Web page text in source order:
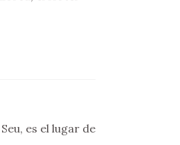
es el lugar de